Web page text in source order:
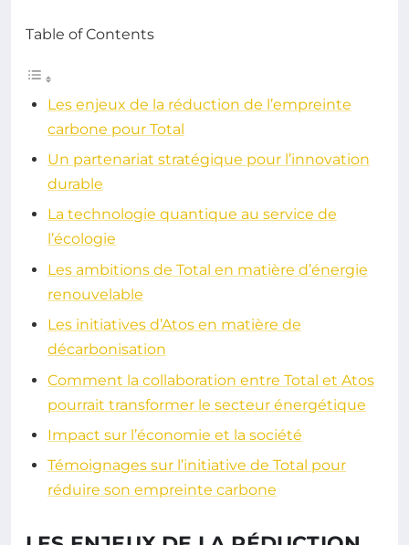
Table of Contents
Les enjeux de la réduction de l’empreinte
carbone pour Total
Un partenariat stratégique pour l’innovation
durable
La technologie quantique au service de
l’écologie
Les ambitions de Total en matière d’énergie
renouvelable
Les initiatives d’Atos en matière de
décarbonisation
Comment la collaboration entre Total et Atos
pourrait transformer le secteur énergétique
Impact sur l’économie et la société
Témoignages sur l’initiative de Total pour
réduire son empreinte carbone